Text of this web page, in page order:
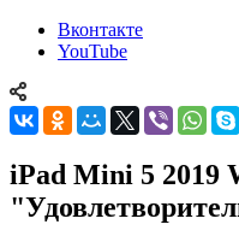
Вконтакте
YouTube
iPad Mini 5 2019